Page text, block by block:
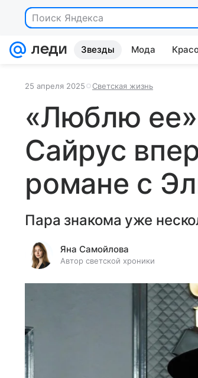
Поиск Яндекса
Звезды Мода
25 апреля 2025 Светская жизнь
«Люблю
Сайрус
романе с
Пара знакома уже
Яна Самойлова
Автор светской хроники